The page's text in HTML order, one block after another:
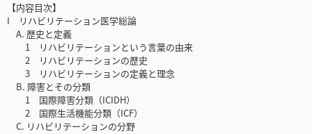
【内容目次】
I リハビリテーション医学総論
A. 歴史と定義
1 リハビリテーションという言葉の由来
2 リハビリテーションの歴史
3 リハビリテーションの定義と理念
B. 障害とその分類
1 国際障害分類（ICIDH）
2 国際生活機能分類（ICF）
C. リハビリテーションの分野